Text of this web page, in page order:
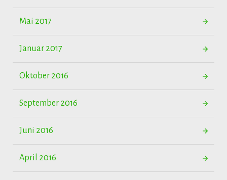
Mai 2017
Januar 2017
Oktober 2016
September 2016
Juni 2016
April 2016